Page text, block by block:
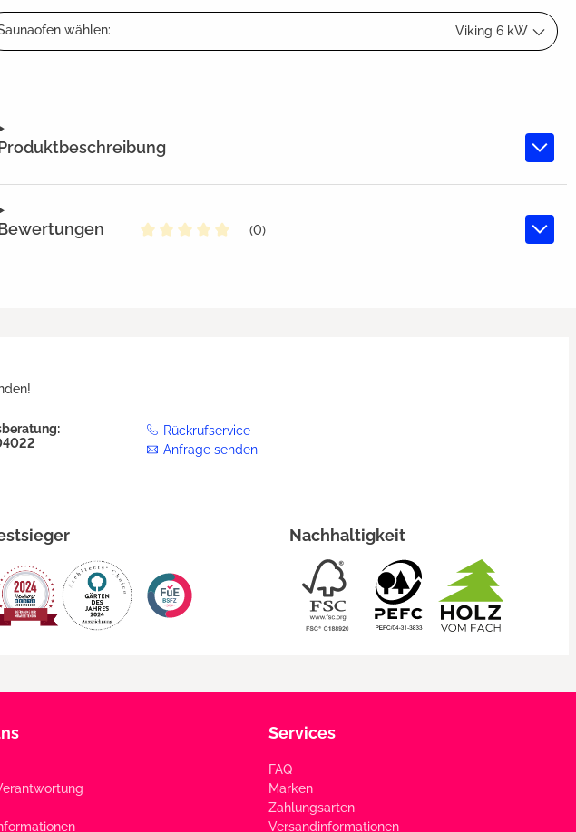
wählen: Viking 6 kW
(0)
Rückrufservice
Anfrage senden
Nachhaltigkeit
Services
FAQ
Marken
Zahlungsarten
Versandinformationen